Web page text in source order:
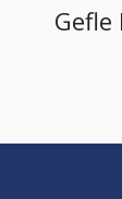
Gefle